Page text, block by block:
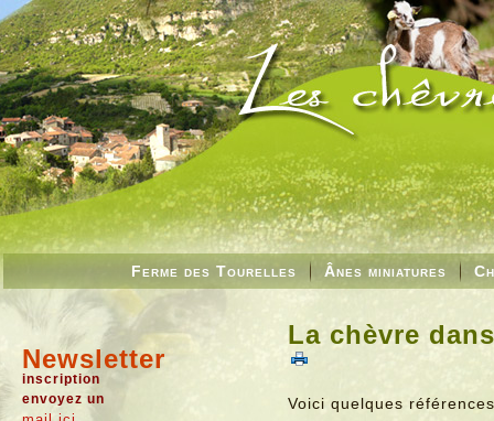
Ferme des Tourelles Ânes miniatures
Newsletter
inscription
envoyez un
La chèvre
Voici quelques